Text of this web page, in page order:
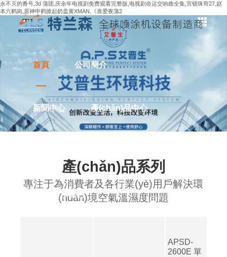
永不灭的番号,3d 蒲团,庆余年电视剧免费观看完整版,电视剧命运交响曲全集,宫锁珠帘27,赵
本六鹤岗,原神申鹤掀起奶盖黄XMAN,《喜爱夜蒲2
首頁 公司簡介
新聞中心 產(chǎn)品中心
聯(lián)系我們
產(chǎn)品系列
專注于為消費者及各行業(yè)用戶解決環
(huán)境空氣溫濕度問題
APSD-
2600E 單